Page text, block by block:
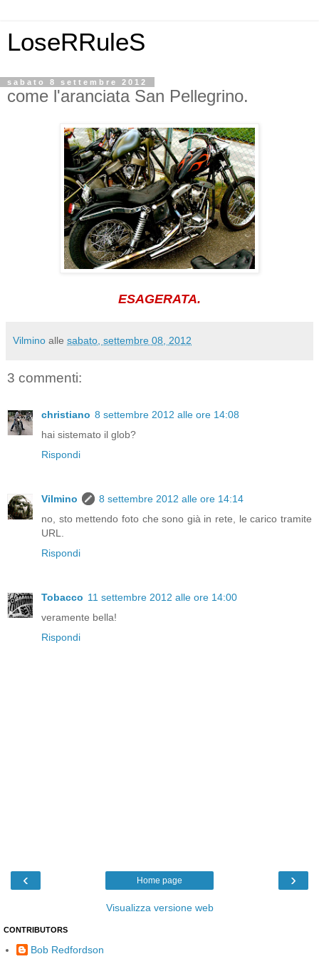
LoseRRuleS
sabato 8 settembre 2012
come l'aranciata San Pellegrino.
ESAGERATA.
Vilmino alle sabato, settembre 08, 2012
3 commenti:
christiano 8 settembre 2012 alle ore 14:08
hai sistemato il glob?
Rispondi
Vilmino
8 settembre 2012 alle ore 14:14
no, sto mettendo foto che sono già in rete, le carico tramite
URL.
Rispondi
Tobacco 11 settembre 2012 alle ore 14:00
veramente bella!
Rispondi
‹ ›
Home page
Visualizza versione web
CONTRIBUTORS
Bob Redfordson